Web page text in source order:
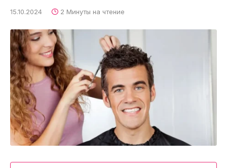
15.10.2024 2 Минуты на чтение